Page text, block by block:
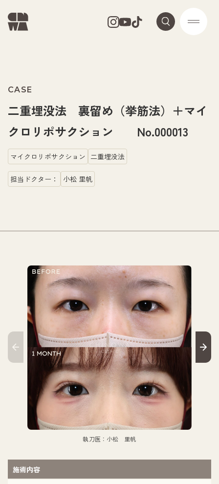
CASE
二重埋没法 裏留め（挙筋法）＋マイ
クロリポサクション No.000013
マイクロリポサクション 二重埋没法
担当ドクター： 小松 里帆
執刀医：小松 里帆
施術内容